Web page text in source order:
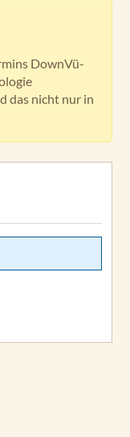
DownVü-
das nicht nur in